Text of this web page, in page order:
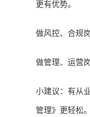
更有优势。
做风控、合规
做管理、运营
小建议：有从
管理》更轻松。